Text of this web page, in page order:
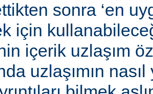
sonra ‘en
için
içerik uzlaşım
uzlaşımın